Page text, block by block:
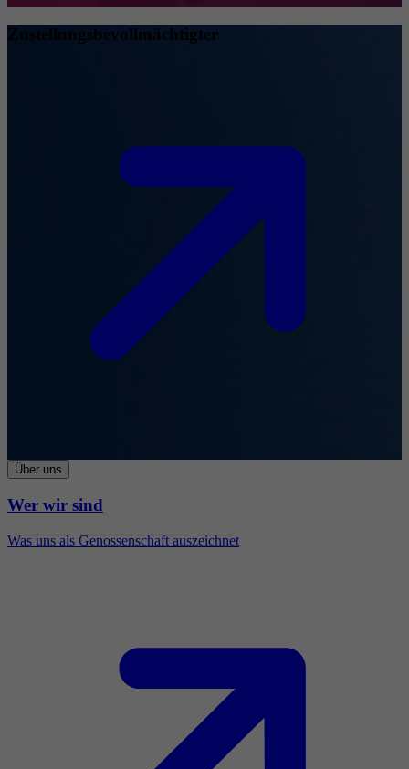
Zustellungsbevollmächtigter
Über uns
Wer wir sind
Was uns als Genossenschaft auszeichnet